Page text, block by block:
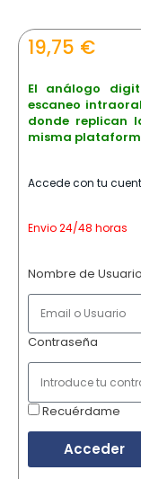
19,75 €
El análogo
escaneo
donde replican
misma
Accede con tu
Envio 24/48 horas
Nombre de Usuario
Contraseña
Recuérdame
Acceder